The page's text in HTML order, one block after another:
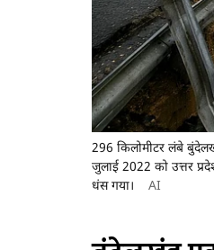
296 किलोमीटर लंबे
जुलाई 2022 को उत्तर
धंस गया।
AI